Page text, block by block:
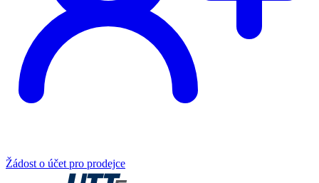
Žádost o účet pro prodejce